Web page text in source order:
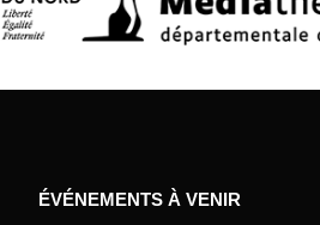
ÉVÉNEMENTS À VENIR